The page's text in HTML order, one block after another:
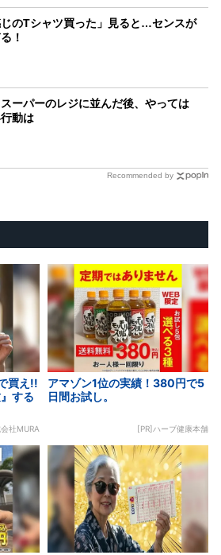
じのTシャツ買った」見ると…センスが
！
スーパーのレジに並んだ後、やっては
動は
Recommended by
買え!!
する
社MURA
アマゾン1位の実績！380円で5
日間お試し。
[PR]ハーブ健康本舗